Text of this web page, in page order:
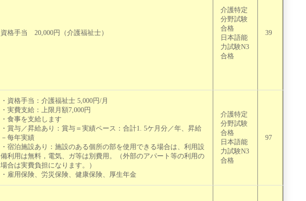
資格手当 20,000円（介護福祉士）
介護特定
分野試験
合格
日本語能
力試験N3
合格
39
・資格⼿当：介護福祉士 5,000円/月
・実費⽀給：上限⽉額7,000円
・食事を支給します
・賞与／昇給あり：賞与＝実績ペース：合計1. 5ケ月分／年、昇給
－每年実績
・宿泊施設あり：施設のある個所の部を使用できる場合は、利用設
備利用は無料，電気、ガ等は別費用。（外部のアパート等の利用の
場合は実費負担になります。）
・雇用保険、労災保険、健康保険、厚生年金
介護特定
分野試験
合格
日本語能
力試験N3
合格
97